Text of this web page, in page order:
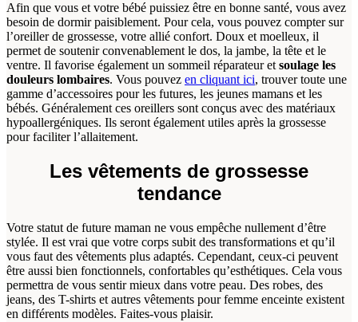
Afin que vous et votre bébé puissiez être en bonne santé, vous avez
besoin de dormir paisiblement. Pour cela, vous pouvez compter sur
l’oreiller de grossesse, votre allié confort. Doux et moelleux, il
permet de soutenir convenablement le dos, la jambe, la tête et le
ventre. Il favorise également un sommeil réparateur et soulage les
douleurs lombaires. Vous pouvez en cliquant ici, trouver toute une
gamme d’accessoires pour les futures, les jeunes mamans et les
bébés. Généralement ces oreillers sont conçus avec des matériaux
hypoallergéniques. Ils seront également utiles après la grossesse
pour faciliter l’allaitement.
Les vêtements de grossesse
tendance
Votre statut de future maman ne vous empêche nullement d’être
stylée. Il est vrai que votre corps subit des transformations et qu’il
vous faut des vêtements plus adaptés. Cependant, ceux-ci peuvent
être aussi bien fonctionnels, confortables qu’esthétiques. Cela vous
permettra de vous sentir mieux dans votre peau. Des robes, des
jeans, des T-shirts et autres vêtements pour femme enceinte existent
en différents modèles. Faites-vous plaisir.